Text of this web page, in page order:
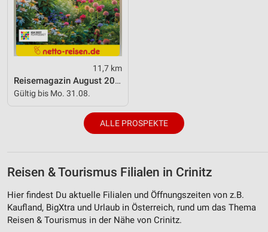
11,7 km
Reisemagazin August 2026
Gültig bis Mo. 31.08.
ALLE PROSPEKTE
Reisen & Tourismus Filialen in Crinitz
Hier findest Du aktuelle Filialen und Öffnungszeiten von z.B.
Kaufland, BigXtra und Urlaub in Österreich, rund um das Thema
Reisen & Tourismus in der Nähe von Crinitz.
Entwicklung und Verbesserung der Angebote
Verwendung reduzierter Daten zur Auswahl von
Inhalten
Verwendung genauer Standortdaten
Informationen identifizieren
Nicht-IAB-Verarbeitungszwecke:
Performance
Funktional
Werbung